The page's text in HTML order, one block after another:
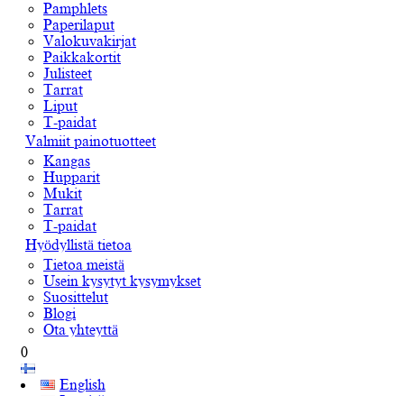
Pamphlets
Paperilaput
Valokuvakirjat
Paikkakortit
Julisteet
Tarrat
Liput
T-paidat
Valmiit painotuotteet
Kangas
Hupparit
Mukit
Tarrat
T-paidat
Hyödyllistä tietoa
Tietoa meistä
Usein kysytyt kysymykset
Suosittelut
Blogi
Ota yhteyttä
0
English